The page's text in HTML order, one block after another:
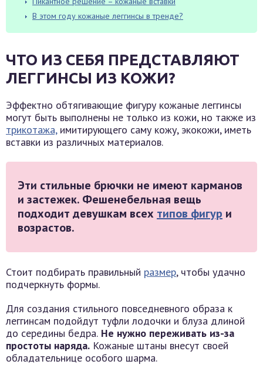
В этом году кожаные леггинсы в тренде?
ЧТО ИЗ СЕБЯ ПРЕДСТАВЛЯЮТ
ЛЕГГИНСЫ ИЗ КОЖИ?
Эффектно обтягивающие фигуру кожаные леггинсы
могут быть выполнены не только из кожи, но также из
трикотажа,имитирующего саму кожу, экокожи, иметь
вставки из различных материалов.
Эти стильные брючки не имеют карманов
и застежек. Фешенебельная вещь
подходит девушкам всех типов фигур и
возрастов.
Стоит подбирать правильный размер, чтобы удачно
подчеркнуть формы.
Для создания стильного повседневного образа к
леггинсам подойдут туфли лодочки и блуза длиной
до середины бедра. Не нужно переживать из-за
простоты наряда. Кожаные штаны внесут своей
обладательнице особого шарма.